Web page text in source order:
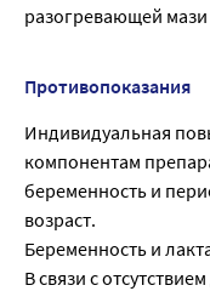
разогревающей
Противопоказания
Индивидуальная
компонентам
беременность и
возраст.
Беременность и
В связи с